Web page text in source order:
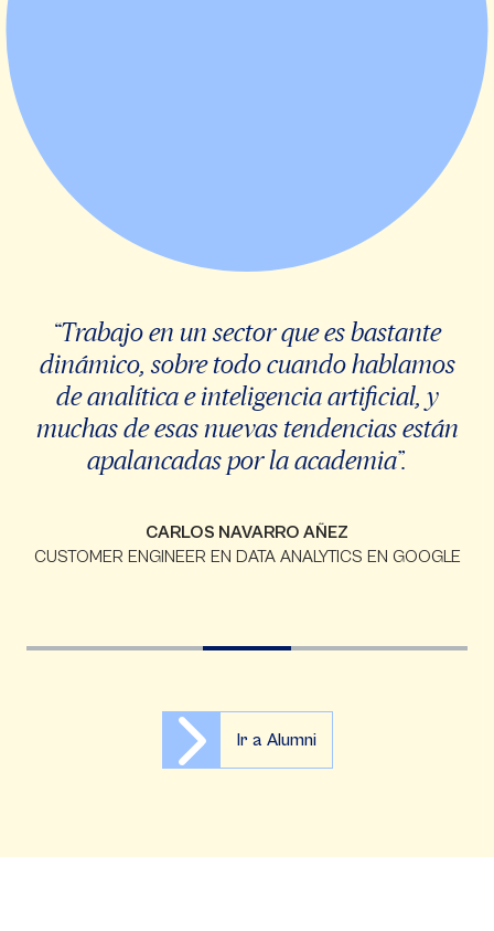
“Trabajo en un sector que es bastante
dinámico, sobre todo cuando hablamos
de analítica e inteligencia artificial, y
muchas de esas nuevas tendencias están
apalancadas por la academia”.
CARLOS NAVARRO AÑEZ
CUSTOMER ENGINEER EN DATA ANALYTICS EN GOOGLE
Ir a Alumni